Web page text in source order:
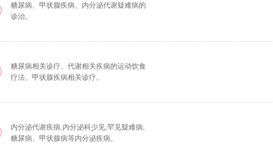
糖尿病、甲状腺疾病、内分泌代谢疑难病的
诊治。
糖尿病相关诊疗、代谢相关疾病的运动饮食
疗法、甲状腺疾病相关诊疗。
内分泌代谢疾病,内分泌科少见,罕见疑难病,
糖尿病、甲状腺病等内分泌疾病。